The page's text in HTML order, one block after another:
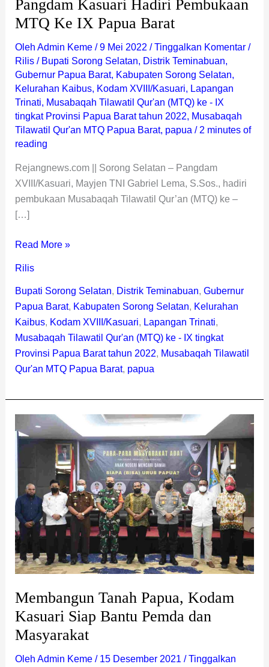
Pangdam Kasuari Hadiri Pembukaan
MTQ Ke IX Papua Barat
Oleh Admin Keme /9 Mei 2022 /Tinggalkan Komentar /
Rilis/ Bupati Sorong Selatan, Distrik Teminabuan,
Gubernur Papua Barat, Kabupaten Sorong Selatan,
Kelurahan Kaibus, Kodam XVIII/Kasuari, Lapangan
Trinati, Musabaqah Tilawatil Qur'an (MTQ) ke - IX
tingkat Provinsi Papua Barat tahun 2022, Musabaqah
Tilawatil Qur'an MTQ Papua Barat, papua / 2 minutes of
reading
Rejangnews.com || Sorong Selatan – Pangdam
XVIII/Kasuari, Mayjen TNI Gabriel Lema, S.Sos., hadiri
pembukaan Musabaqah Tilawatil Qur’an (MTQ) ke –
[…]
Read More »
Rilis
Bupati Sorong Selatan, Distrik Teminabuan, Gubernur
Papua Barat, Kabupaten Sorong Selatan, Kelurahan
Kaibus, Kodam XVIII/Kasuari, Lapangan Trinati,
Musabaqah Tilawatil Qur'an (MTQ) ke - IX tingkat
Provinsi Papua Barat tahun 2022, Musabaqah Tilawatil
Qur'an MTQ Papua Barat, papua
Membangun Tanah Papua, Kodam
Kasuari Siap Bantu Pemda dan
Masyarakat
Oleh Admin Keme / 15 Desember 2021 /Tinggalkan
Membangun
Tanah
Kasuari
Siap
Bantu
Pemda
dan
Masyarakat